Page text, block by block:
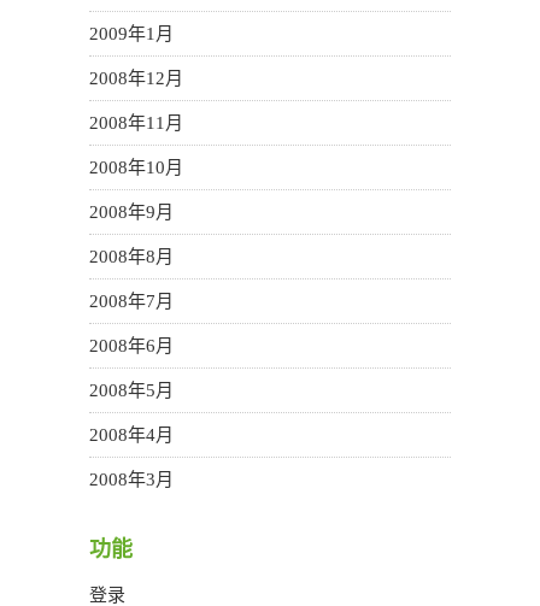
2009年1月
2008年12月
2008年11月
2008年10月
2008年9月
2008年8月
2008年7月
2008年6月
2008年5月
2008年4月
2008年3月
功能
登录